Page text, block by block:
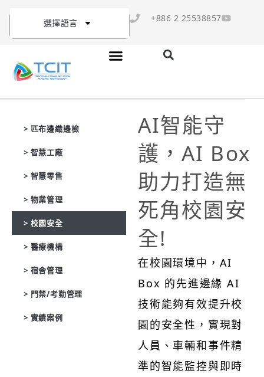
選擇語言 +886 2 25538857
> 匹布邊織邊檢
> 智慧工廠
> 智慧零售
> 物業管理
> 校園安全
> 醫療機構
> 宿舍管理
> 門禁/考勤管理
> 實績案例
AI智能守
護，AI Box
助力打造無
死角校園安
全!
在校園環境中，AI
Box 的先進邊緣 AI
技術能夠有效提升校
園的安全性，實現對
人員、車輛和事件精
準的智能監控與即時